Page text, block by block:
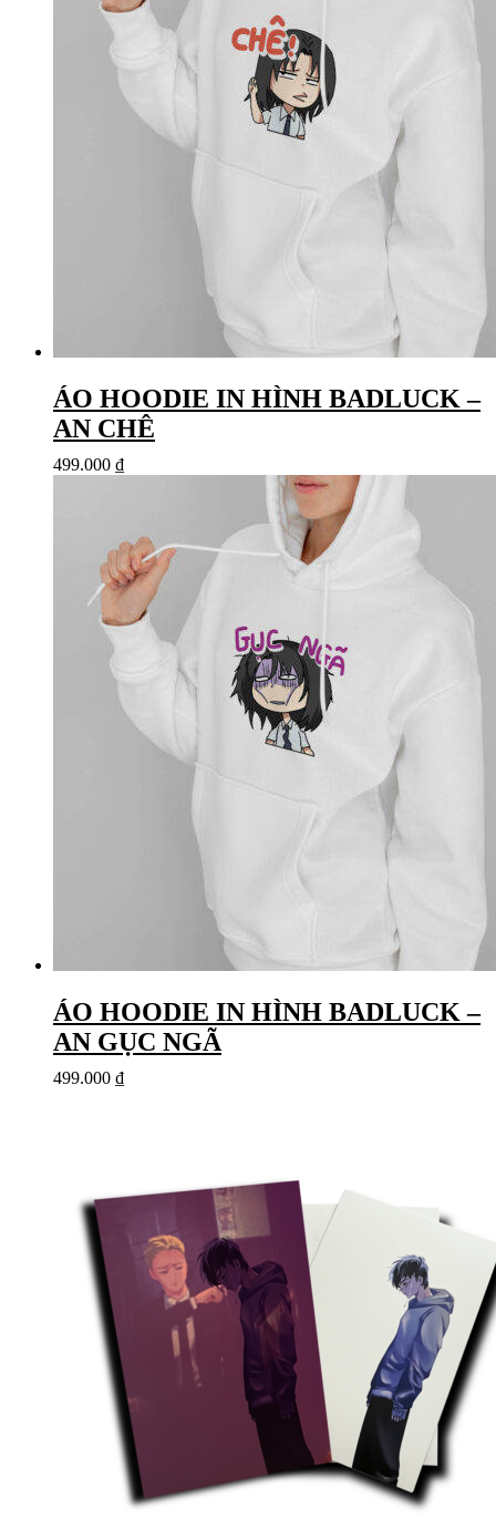
ÁO HOODIE IN HÌNH BADLUCK –
AN CHÊ
499.000 ₫
ÁO HOODIE IN HÌNH BADLUCK –
AN GỤC NGÃ
499.000 ₫